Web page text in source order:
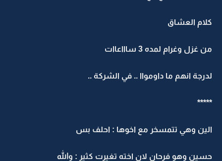
كلام العشاق
من غزل وغرام لمده 3 ساااعاات
لدرجة انهم ما داومواا .. في الشركة ..
*****
الين وهي تتمسخر مع اخوها : احلف بس
حسين وهو فرحان لان اخته تغيرت كثير : والله